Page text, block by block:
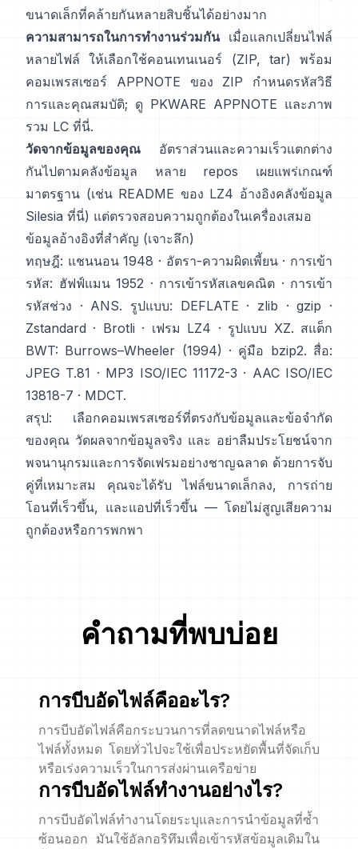
ขนาดเล็กที่คล้ายกันหลายสิบชิ้นได้อย่างมาก
ความสามารถในการทำงานร่วมกันเมื่อแลกเปลี่ยนไฟล์
หลายไฟล์ ให้เลือกใช้คอนเทนเนอร์ (ZIP, tar) พร้อม
คอมเพรสเซอร์ APPNOTE ของ ZIP กำหนดรหัสวิธี
การและคุณสมบัติ; ดู PKWARE APPNOTE และภาพ
รวม LC ที่นี่.
วัดจากข้อมูลของคุณ อัตราส่วนและความเร็วแตกต่าง
กันไปตามคลังข้อมูล หลาย repos เผยแพร่เกณฑ์
มาตรฐาน (เช่น README ของ LZ4 อ้างอิงคลังข้อมูล
Silesia ที่นี่) แต่ตรวจสอบความถูกต้องในเครื่องเสมอ
ข้อมูลอ้างอิงที่สำคัญ (เจาะลึก)
ทฤษฎี: แชนนอน 1948 · อัตรา-ความผิดเพี้ยน · การเข้า
รหัส: ฮัฟฟ์แมน 1952 · การเข้ารหัสเลขคณิต · การเข้า
รหัสช่วง · ANS. รูปแบบ: DEFLATE · zlib · gzip ·
Zstandard · Brotli · เฟรม LZ4 · รูปแบบ XZ. สแต็ก
BWT: Burrows–Wheeler (1994) · คู่มือ bzip2. สื่อ:
JPEG T.81 · MP3 ISO/IEC 11172-3 · AAC ISO/IEC
13818-7 · MDCT.
สรุป: เลือกคอมเพรสเซอร์ที่ตรงกับข้อมูลและข้อจำกัด
ของคุณ วัดผลจากข้อมูลจริง และ อย่าลืมประโยชน์จาก
พจนานุกรมและการจัดเฟรมอย่างชาญฉลาด ด้วยการจับ
คู่ที่เหมาะสม คุณจะได้รับ ไฟล์ขนาดเล็กลง, การถ่าย
โอนที่เร็วขึ้น, และแอปที่เร็วขึ้น — โดยไม่สูญเสียความ
ถูกต้องหรือการพกพา
คำถามที่พบบ่อย
การบีบอัดไฟล์คืออะไร?
การบีบอัดไฟล์คือกระบวนการที่ลดขนาดไฟล์หรือ
ไฟล์ทั้งหมด โดยทั่วไปจะใช้เพื่อประหยัดพื้นที่จัดเก็บ
หรือเร่งความเร็วในการส่งผ่านเครือข่าย
การบีบอัดไฟล์ทำงานอย่างไร?
การบีบอัดไฟล์ทำงานโดยระบุและการนำข้อมูลที่ซ้ำ
ซ้อนออก มันใช้อัลกอริทึมเพื่อเข้ารหัสข้อมูลเดิมใน